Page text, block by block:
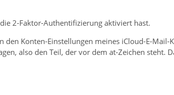
2-Faktor-Authentifizierung aktiviert hast.
Konten-Einstellungen meines iCloud-E-Mail-
also den Teil, der vor dem at-Zeichen steht.